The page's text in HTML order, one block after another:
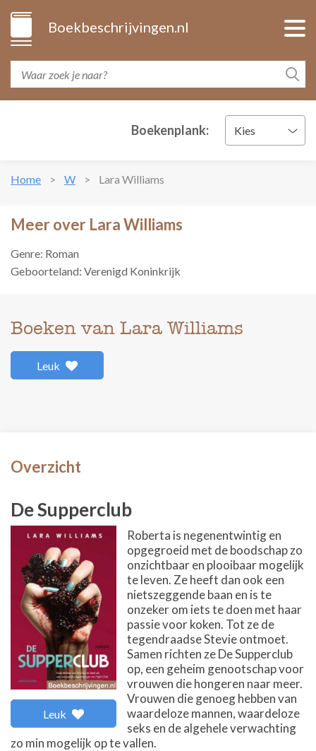
Boekbeschrijvingen.nl
Boekenplank: Kies
Home W Lara Williams
Meer over Lara Williams
Genre: Roman
Geboorteland: Verenigd Koninkrijk
Boeken van Lara Williams
Leuk
Overzicht
De Supperclub
Leuk
Roberta is negenentwintig en
opgegroeid met de boodschap zo
onzichtbaar en plooibaar mogelijk
te leven. Ze heeft dan ook een
nietszeggende baan en is te
onzeker om iets te doen met haar
passie voor koken. Tot ze de
tegendraadse Stevie ontmoet.
Samen richten ze De Supperclub
op, een geheim genootschap voor
vrouwen die hongeren naar meer.
Vrouwen die genoeg hebben van
waardeloze mannen, waardeloze
seks en de algehele verwachting
zo min mogelijk op te vallen.